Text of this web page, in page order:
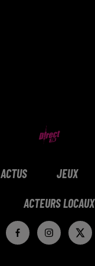
ACTUS JEUX
ACTEURS LOCAUX